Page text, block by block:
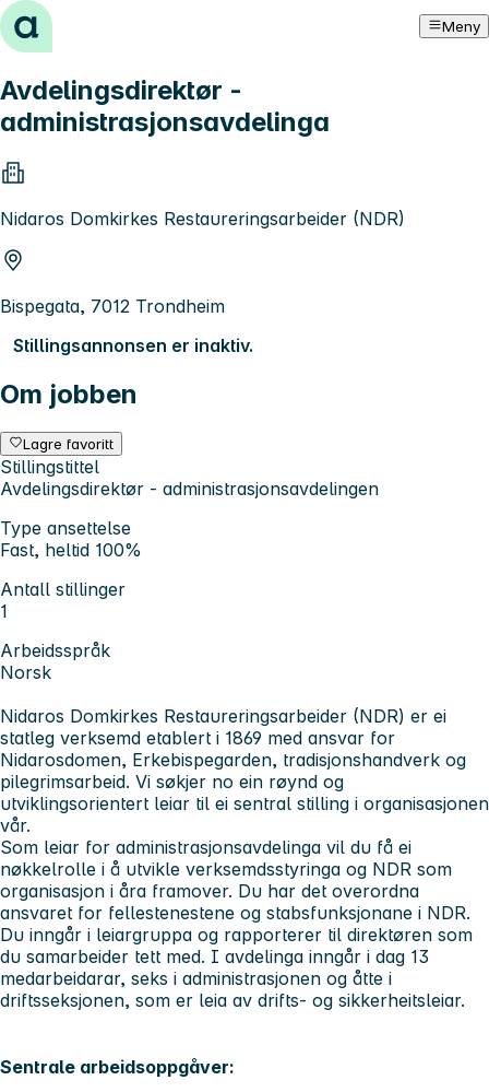
Hopp til innhold Meny
Avdelingsdirektør -
administrasjonsavdelinga
Nidaros Domkirkes Restaureringsarbeider (NDR)
Bispegata, 7012 Trondheim
Stillingsannonsen er inaktiv.
Om jobben
Lagre favoritt
Stillingstittel
Avdelingsdirektør - administrasjonsavdelingen
Type ansettelse
Fast, heltid 100%
Antall stillinger
1
Arbeidsspråk
Norsk
Nidaros Domkirkes Restaureringsarbeider (NDR) er ei
statleg verksemd etablert i 1869 med ansvar for
Nidarosdomen, Erkebispegarden, tradisjonshandverk og
pilegrimsarbeid. Vi søkjer no ein røynd og
utviklingsorientert leiar til ei sentral stilling i organisasjonen
vår.
Som leiar for administrasjonsavdelinga vil du få ei
nøkkelrolle i å utvikle verksemdsstyringa og NDR som
organisasjon i åra framover. Du har det overordna
ansvaret for fellestenestene og stabsfunksjonane i NDR.
Du inngår i leiargruppa og rapporterer til direktøren som
du samarbeider tett med. I avdelinga inngår i dag 13
medarbeidarar, seks i administrasjonen og åtte i
driftsseksjonen, som er leia av drifts- og sikkerheitsleiar.
Sentrale arbeidsoppgåver: